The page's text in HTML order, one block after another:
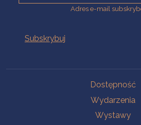
Adres e-mail
Dostępność
Wydarzenia
Wystawy